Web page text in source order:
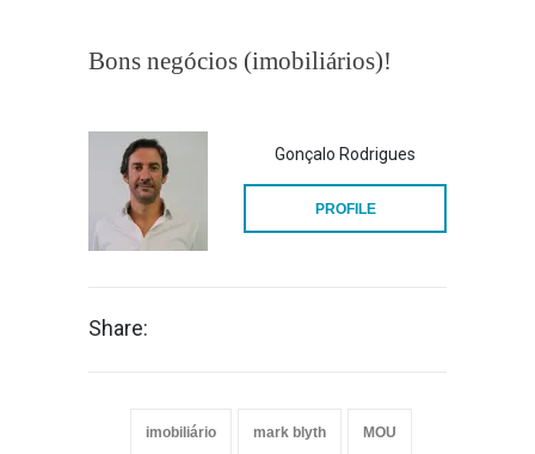
Bons negócios (imobiliários)!
Gonçalo Rodrigues
PROFILE
Share:
imobiliário mark blyth MOU